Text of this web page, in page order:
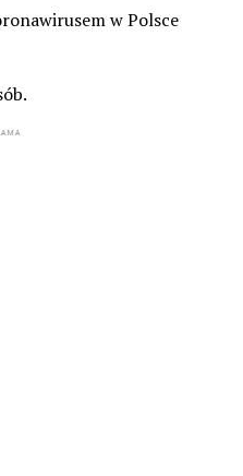
w Polsce